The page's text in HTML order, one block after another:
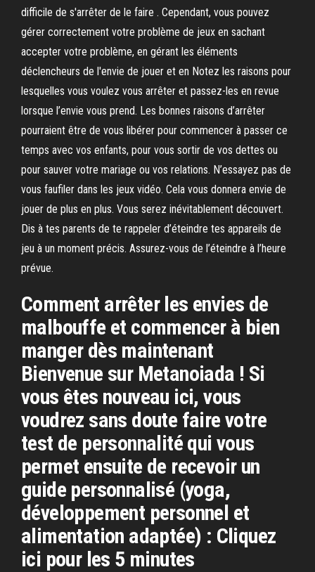
difficile de s'arrêter de le faire . Cependant, vous pouvez
gérer correctement votre problème de jeux en sachant
accepter votre problème, en gérant les éléments
déclencheurs de l'envie de jouer et en Notez les raisons pour
lesquelles vous voulez vous arrêter et passez-les en revue
lorsque l’envie vous prend. Les bonnes raisons d’arrêter
pourraient être de vous libérer pour commencer à passer ce
temps avec vos enfants, pour vous sortir de vos dettes ou
pour sauver votre mariage ou vos relations. N’essayez pas de
vous faufiler dans les jeux vidéo. Cela vous donnera envie de
jouer de plus en plus. Vous serez inévitablement découvert.
Dis à tes parents de te rappeler d’éteindre tes appareils de
jeu à un moment précis. Assurez-vous de l’éteindre à l’heure
prévue.
Comment arrêter les envies de
malbouffe et commencer à bien
manger dès maintenant
Bienvenue sur Metanoiada ! Si
vous êtes nouveau ici, vous
voudrez sans doute faire votre
test de personnalité qui vous
permet ensuite de recevoir un
guide personnalisé (yoga,
développement personnel et
alimentation adaptée) : Cliquez
ici pour les 5 minutes